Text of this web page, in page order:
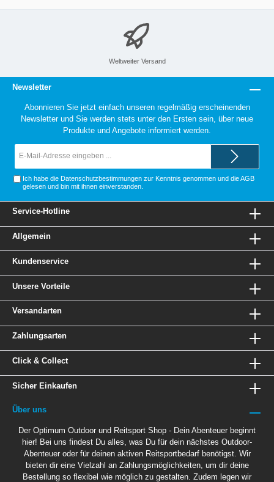
Weltweiter Versand
Newsletter
Abonnieren Sie jetzt einfach unseren regelmäßig erscheinenden
Newsletter und Sie werden stets unter den Ersten sein, über neue
Produkte und Angebote informiert werden.
Ich habe die Datenschutzbestimmungen zur Kenntnis genommen und dieAGB
gelesen und bin mit ihnen einverstanden.
Service-Hotline
Allgemein
Kundenservice
Unsere Vorteile
Versandarten
Zahlungsarten
Click & Collect
Sicher Einkaufen
Über uns
Der Optimum Outdoor und Reitsport Shop - Dein Abenteuer beginnt
hier! Bei uns findest Du alles, was Du für dein nächstes Outdoor-
Abenteuer oder für deinen aktiven Reitsportbedarf benötigst. Wir
bieten dir eine Vielzahl an Zahlungsmöglichkeiten, um dir deine
Bestellung so flexibel wie möglich zu gestalten. Zudem legen wir